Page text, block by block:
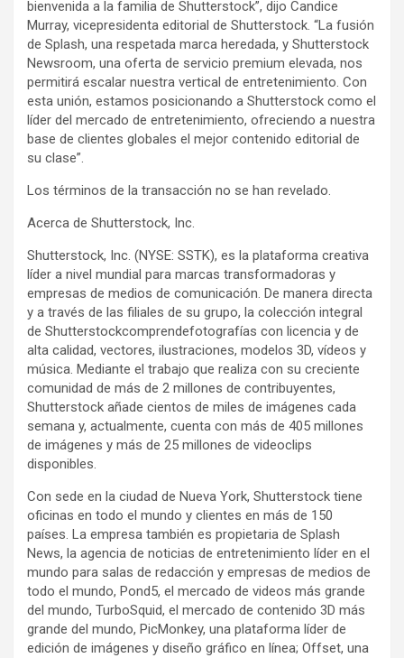
bienvenida a la familia de Shutterstock”, dijo Candice
Murray, vicepresidenta editorial de Shutterstock. “La fusión
de Splash, una respetada marca heredada, y Shutterstock
Newsroom, una oferta de servicio premium elevada, nos
permitirá escalar nuestra vertical de entretenimiento. Con
esta unión, estamos posicionando a Shutterstock como el
líder del mercado de entretenimiento, ofreciendo a nuestra
base de clientes globales el mejor contenido editorial de
su clase”.
Los términos de la transacción no se han revelado.
Acerca de Shutterstock, Inc.
Shutterstock, Inc. (NYSE: SSTK), es la plataforma creativa
líder a nivel mundial para marcas transformadoras y
empresas de medios de comunicación. De manera directa
y a través de las filiales de su grupo, la colección integral
de Shutterstockcomprendefotografías con licencia y de
alta calidad, vectores, ilustraciones, modelos 3D, vídeos y
música. Mediante el trabajo que realiza con su creciente
comunidad de más de 2 millones de contribuyentes,
Shutterstock añade cientos de miles de imágenes cada
semana y, actualmente, cuenta con más de 405 millones
de imágenes y más de 25 millones de videoclips
disponibles.
Con sede en la ciudad de Nueva York, Shutterstock tiene
oficinas en todo el mundo y clientes en más de 150
países. La empresa también es propietaria de Splash
News, la agencia de noticias de entretenimiento líder en el
mundo para salas de redacción y empresas de medios de
todo el mundo, Pond5, el mercado de videos más grande
del mundo, TurboSquid, el mercado de contenido 3D más
grande del mundo, PicMonkey, una plataforma líder de
edición de imágenes y diseño gráfico en línea; Offset, una